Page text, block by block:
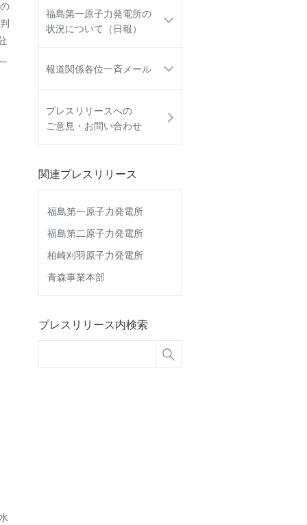
福島第一原子力発電所の
状況について（日報）
報道関係各位一斉メール
プレスリリースへの
ご意見・お問い合わせ
関連プレスリリース
福島第一原子力発電所
福島第二原子力発電所
柏崎刈羽原子力発電所
青森事業本部
プレスリリース内検索